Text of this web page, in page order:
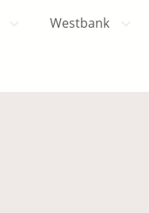
Westbank